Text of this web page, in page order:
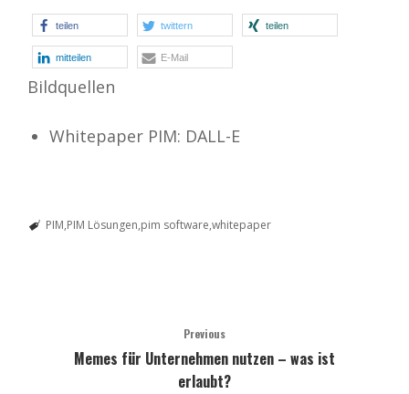
teilen twittern teilen
mitteilen E-Mail
Bildquellen
Whitepaper PIM: DALL-E
PIM PIM Lösungen pim software whitepaper
Previous
Memes für Unternehmen nutzen – was ist
erlaubt?